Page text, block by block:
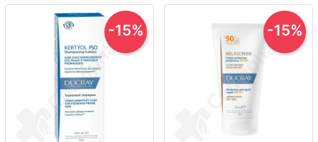
-15% -15%